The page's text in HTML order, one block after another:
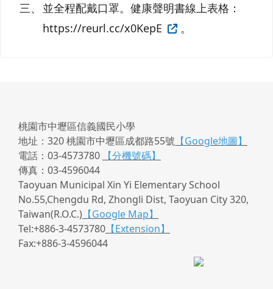
三、
並全程配戴口罩。健康聲明書線上表格：
https://reurl.cc/x0KepE
。
桃園市中壢區信義國民小學
地址：320 桃園市中壢區成都路55號 【Google地圖】
電話：03-4573780
【分機號碼】
傳真：03-4596044
Taoyuan Municipal Xin Yi Elementary School
No.55,Chengdu Rd, Zhongli Dist, Taoyuan City 320,
Taiwan(R.O.C.) 【Google Map】
Tel:+886-3-4573780 【Extension】
Fax:+886-3-4596044